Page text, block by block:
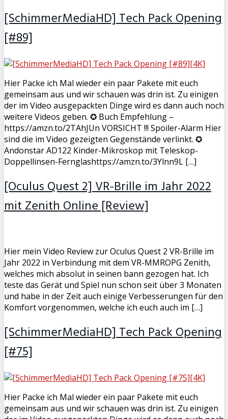
[SchimmerMediaHD] Tech Pack Opening
[#89]
Hier Packe ich Mal wieder ein paar Pakete mit euch
gemeinsam aus und wir schauen was drin ist. Zu einigen
der im Video ausgepackten Dinge wird es dann auch noch
weitere Videos geben. ✪ Buch Empfehlung –
https://amzn.to/2TAhJUn VORSICHT !!! Spoiler-Alarm Hier
sind die im Video gezeigten Gegenstände verlinkt. ✪
Andonstar AD122 Kinder-Mikroskop mit Teleskop-
Doppellinsen-Fernglashttps://amzn.to/3Ylnn9L […]
[Oculus Quest 2] VR-Brille im Jahr 2022
mit Zenith Online [Review]
Hier mein Video Review zur Oculus Quest 2 VR-Brille im
Jahr 2022 in Verbindung mit dem VR-MMROPG Zenith,
welches mich absolut in seinen bann gezogen hat. Ich
teste das Gerät und Spiel nun schon seit über 3 Monaten
und habe in der Zeit auch einige Verbesserungen für den
Komfort vorgenommen, welche ich euch auch im […]
[SchimmerMediaHD] Tech Pack Opening
[#75]
Hier Packe ich Mal wieder ein paar Pakete mit euch
gemeinsam aus und wir schauen was drin ist. Zu einigen